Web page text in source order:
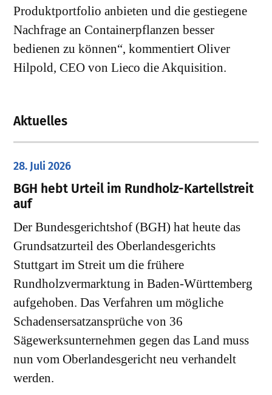
Produktportfolio anbieten und die gestiegene
Nachfrage an Containerpflanzen besser
bedienen zu können“, kommentiert Oliver
Hilpold, CEO von Lieco die Akquisition.
Aktuelles
28. Juli 2026
​BGH hebt Urteil im Rundholz-Kartellstreit
auf
Der Bundesgerichtshof (BGH) hat heute das
Grundsatzurteil des Oberlandesgerichts
Stuttgart im Streit um die frühere
Rundholzvermarktung in Baden-Württemberg
aufgehoben. Das Verfahren um mögliche
Schadensersatzansprüche von 36
Sägewerksunternehmen gegen das Land muss
nun vom Oberlandesgericht neu verhandelt
werden.